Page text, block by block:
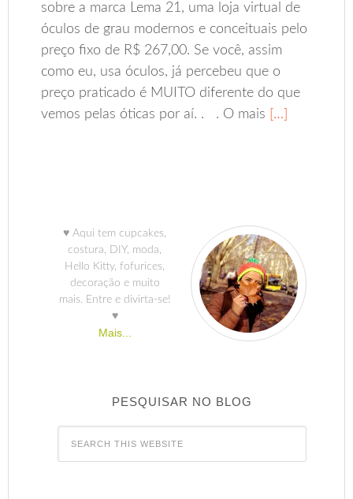
sobre a marca Lema 21, uma loja virtual de
óculos de grau modernos e conceituais pelo
preço fixo de R$ 267,00. Se você, assim
como eu, usa óculos, já percebeu que o
preço praticado é MUITO diferente do que
vemos pelas óticas por aí. . . O mais […]
♥ Aqui tem cupcakes,
costura, DIY, moda,
Hello Kitty, fofurices,
decoração e muito
mais. Entre e divirta-se!
♥
Mais...
PESQUISAR NO BLOG